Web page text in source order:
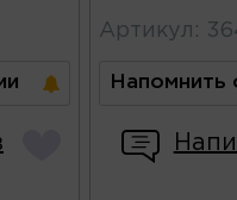
Артикул :
Напомнить